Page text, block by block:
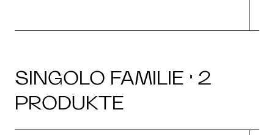
SINGOLO FAMILIE · 2
PRODUKTE